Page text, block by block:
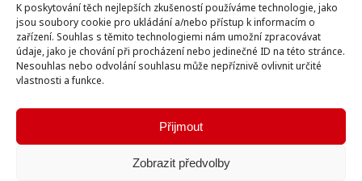
K poskytování těch nejlepších zkušeností používáme technologie, jako
jsou soubory cookie pro ukládání a/nebo přístup k informacím o
zařízení. Souhlas s těmito technologiemi nám umožní zpracovávat
údaje, jako je chování při procházení nebo jedinečné ID na této stránce.
Nesouhlas nebo odvolání souhlasu může nepříznivě ovlivnit určité
vlastnosti a funkce.
Přijmout
Zobrazit předvolby
Formulář - odstoupení od smlouvy
Odstoupení od smlouvy
Všechna práva vyhrazena © Igor Vlk - soukromá firma 2016 -